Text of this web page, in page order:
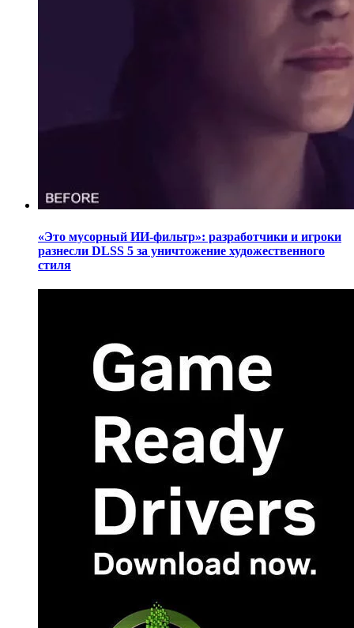
«Это мусорный ИИ-фильтр»: разработчики и игроки
разнесли DLSS 5 за уничтожение художественного
стиля